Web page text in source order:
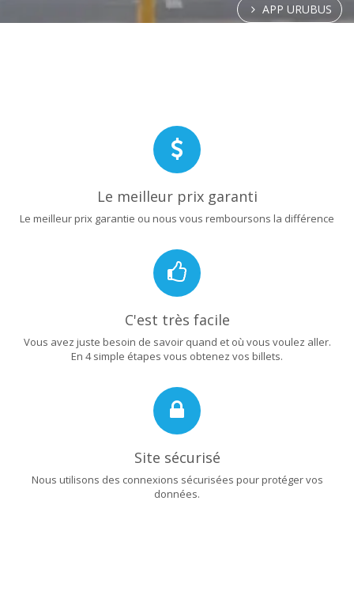
APP URUBUS
Le meilleur prix garanti
Le meilleur prix garantie ou nous vous remboursons la différence
C'est très facile
Vous avez juste besoin de savoir quand et où vous voulez aller.
En 4 simple étapes vous obtenez vos billets.
Site sécurisé
Nous utilisons des connexions sécurisées pour protéger vos
données.